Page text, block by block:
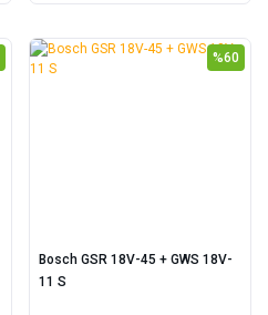
%60
Bosch GSR 18V-45 + GWS 18V-
11 S